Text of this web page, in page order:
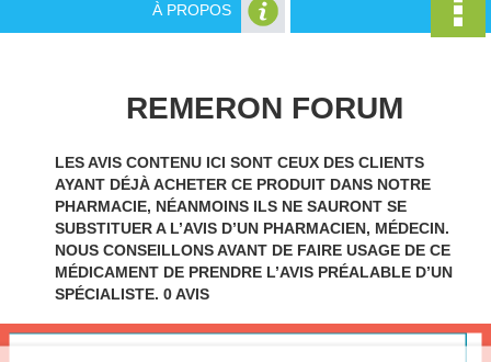
À PROPOS
REMERON FORUM
LES AVIS CONTENU ICI SONT CEUX DES CLIENTS
AYANT DÉJÀ ACHETER CE PRODUIT DANS NOTRE
PHARMACIE, NÉANMOINS ILS NE SAURONT SE
SUBSTITUER A L’AVIS D’UN PHARMACIEN, MÉDECIN.
NOUS CONSEILLONS AVANT DE FAIRE USAGE DE CE
MÉDICAMENT DE PRENDRE L’AVIS PRÉALABLE D’UN
SPÉCIALISTE. 0 AVIS